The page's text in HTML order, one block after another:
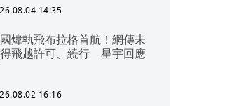
14:35
煒執飛布拉格首航！網傳未
飛越許可、繞行 星宇回應
16:16